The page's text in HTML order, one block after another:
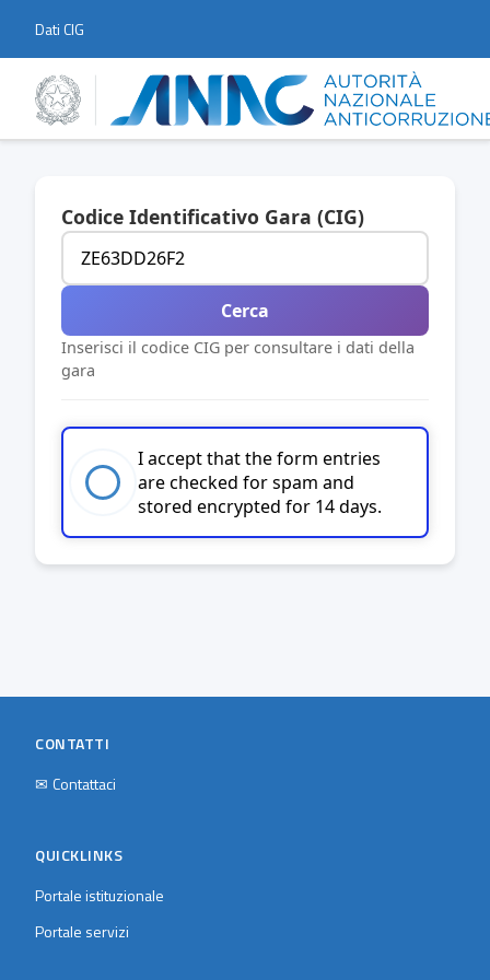
Dati CIG
Codice Identificativo Gara (CIG)
Cerca
Inserisci il codice CIG per consultare i dati della
gara
I accept that the form entries
are checked for spam and
stored encrypted for 14 days.
CONTATTI
✉ Contattaci
QUICKLINKS
Portale istituzionale
Portale servizi